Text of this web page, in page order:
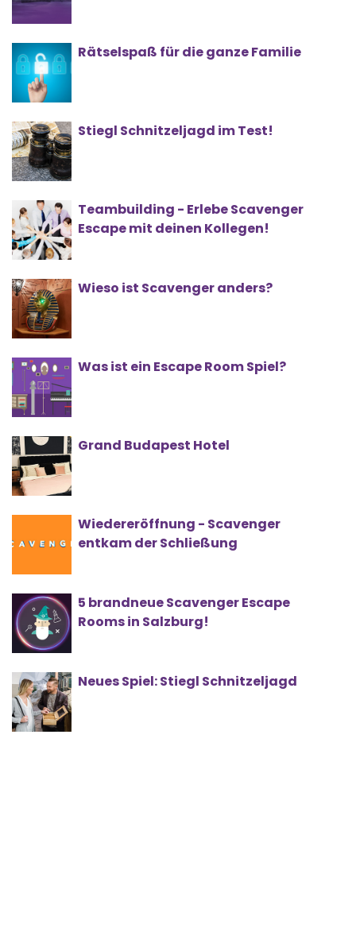
Rätselspaß für die ganze Familie
Stiegl Schnitzeljagd im Test!
Teambuilding - Erlebe Scavenger
Escape mit deinen Kollegen!
Wieso ist Scavenger anders?
Was ist ein Escape Room Spiel?
Grand Budapest Hotel
Wiedereröffnung - Scavenger
entkam der Schließung
5 brandneue Scavenger Escape
Rooms in Salzburg!
Neues Spiel: Stiegl Schnitzeljagd